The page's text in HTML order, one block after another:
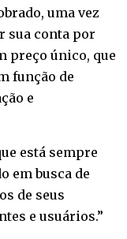
uma vez
sua conta por
preço único, que
função de
e
está sempre
em busca de
de seus
e usuários.”